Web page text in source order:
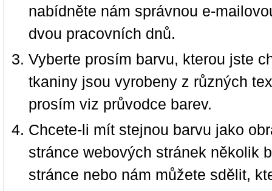
nabídněte nám správnou e-
dvou pracovních dnů.
Vyberte prosím barvu, kterou jste
tkaniny jsou vyrobeny z různých
prosím viz průvodce barev.
Chcete-li mít stejnou barvu jako
stránce webových stránek několik
stránce nebo nám můžete sdělit,